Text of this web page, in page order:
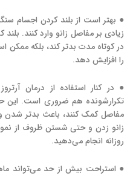
● بهتر است از بلند کردن اجسام
زیادی بر مفاصل زانو وارد کنند.
در کوتاه مدت بدتر کند، بلکه
را افزایش دهد.
● در کنار استفاده از درمان
تکرارشونده هم ضروری است. این
مفاصل کمک کنند، باعث بدتر
زانو زدن و حتی شستن ظروف از
روزانه انجام می‌دهید.
● استراحت بیش از حد می‌تواند